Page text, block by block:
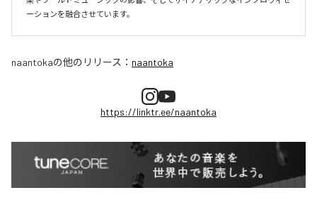
naantokaの他のリリース： naantoka
https://linktr.ee/naantoka